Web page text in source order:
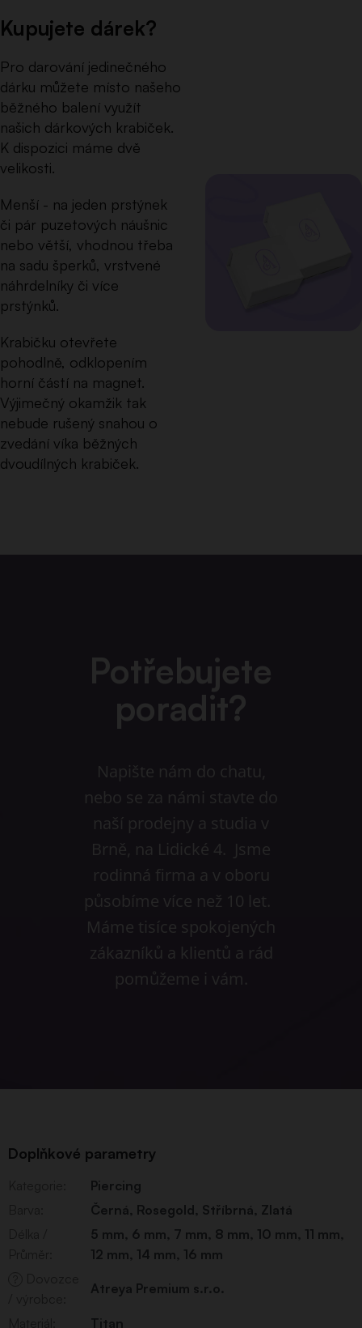
Kupujete dárek?
Pro darování jedinečného
dárku můžete místo našeho
běžného balení využít
našich dárkových krabiček.
K dispozici máme dvě
velikosti.
Menší - na jeden prstýnek
či pár puzetových náušnic
nebo větší, vhodnou třeba
na sadu šperků, vrstvené
náhrdelníky či více
prstýnků.
Krabičku otevřete
pohodlně, odklopením
horní částí na magnet.
Výjimečný okamžik tak
nebude rušený snahou o
zvedání víka běžných
dvoudílných krabiček.
Potřebujete
poradit?
Napište nám do chatu,
nebo se za námi stavte do
naší prodejny a studia v
Brně, na Lidické 4. Jsme
rodinná firma a v oboru
působíme více než 10 let.
Máme tisíce spokojených
zákazníků a klientů a rád
pomůžeme i vám.
Doplňkové parametry
Piercing
Černá, Rosegold, Stříbrná, Zlatá
5 mm, 6 mm, 7 mm, 8 mm, 10 mm, 11 mm,
12 mm, 14 mm, 16 mm
Atreya Premium s.r.o.
Titan